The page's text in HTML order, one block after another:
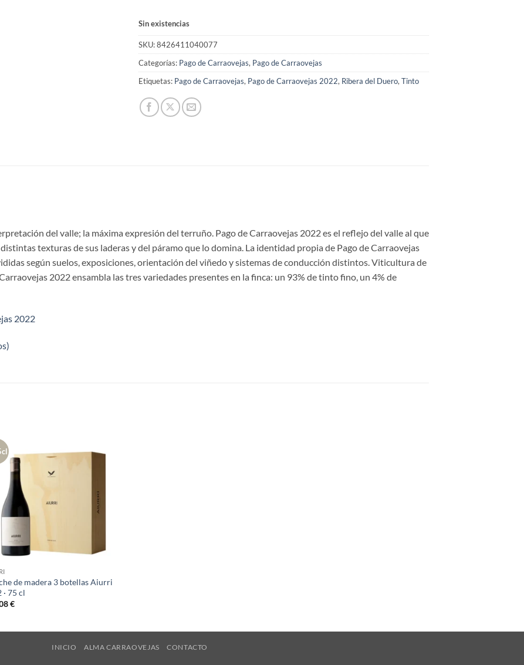
Sin existencias
SKU:8426411040077
Categorías: Pago de Carraovejas, Pago de Carraovejas
Etiquetas: Pago de Carraovejas, Pago de Carraovejas 2022, Ribera del Duero,Tinto
del valle; la máxima expresión del terruño. Pago de Carraovejas 2022 es el reflejo del valle al que
texturas de sus laderas y del páramo que lo domina. La identidad propia de Pago de Carraovejas
según suelos, exposiciones, orientación del viñedo y sistemas de conducción distintos. Viticultura de
2022 ensambla las tres variedades presentes en la finca: un 93% de tinto fino, un 4% de
2022
de madera 3 botellas Aiurri
· 75 cl
€
INICIO ALMA CARRAOVEJAS CONTACTO